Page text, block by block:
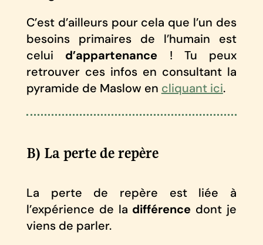
C’est d’ailleurs pour cela que l’un des
besoins primaires de l’humain est
celui d’appartenance ! Tu peux
retrouver ces infos en consultant la
pyramide de Maslow en cliquant ici.
B) La perte de repère
La perte de repère est liée à
l’expérience de la différence dont je
viens de parler.